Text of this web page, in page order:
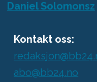
Daniel Solomonsz
Kontakt oss:
abo@bb24.no